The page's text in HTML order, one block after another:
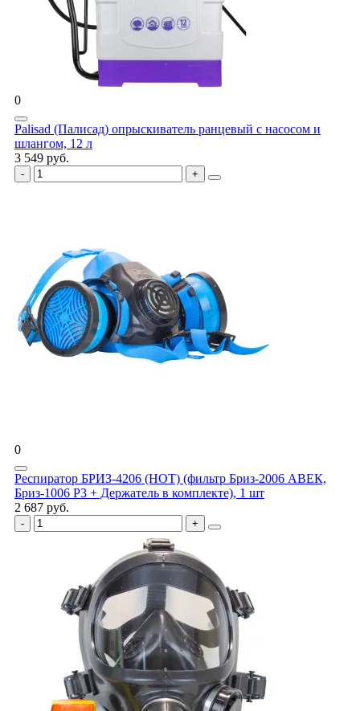
0
Palisad (Палисад) опрыскиватель ранцевый с насосом и
шлангом, 12 л
3 549 руб.
0
Респиратор БРИЗ-4206 (НОТ) (фильтр Бриз-2006 АВЕК,
Бриз-1006 Р3 + Держатель в комплекте), 1 шт
2 687 руб.